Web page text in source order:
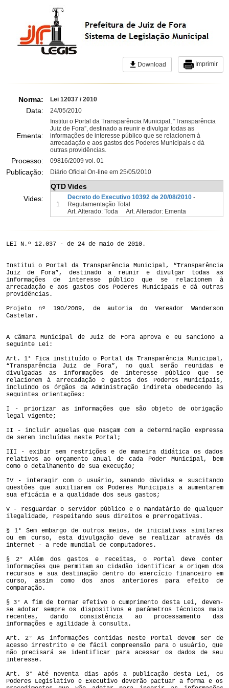
Download Imprimir
Norma: Lei 12037 / 2010
Data: 24/05/2010
Ementa:
Institui o Portal da Transparência Municipal, “Transparência
Juiz de Fora”, destinado a reunir e divulgar todas as
informações de interesse público que se relacionem à
arrecadação e aos gastos dos Poderes Municipais e dá
outras providências.
Processo: 09816/2009 vol. 01
Publicação: Diário Oficial On-line em 25/05/2010
Vides:
QTD Vides
1
Decreto do Executivo 10392 de 20/08/2010-
Regulamentação Total
Art. Alterado: Toda Art. Alterador: Ementa
LEI N.º 12.037 - de 24 de maio de 2010.
Institui o Portal da Transparência Municipal, “Transparência
Juiz de Fora”, destinado a reunir e divulgar todas as
informações de interesse público que se relacionem à
arrecadação e aos gastos dos Poderes Municipais e dá outras
providências.
Projeto nº 190/2009, de autoria do Vereador Wanderson
Castelar.
A Câmara Municipal de Juiz de Fora aprova e eu sanciono a
seguinte Lei:
Art. 1° Fica instituído o Portal da Transparência Municipal,
“Transparência Juiz de Fora”, no qual serão reunidas e
divulgadas as informações de interesse público que se
relacionem à arrecadação e gastos dos Poderes Municipais,
incluindo os órgãos da Administração indireta obedecendo às
seguintes orientações:
I - priorizar as informações que são objeto de obrigação
legal vigente;
II - incluir aquelas que nasçam com a determinação expressa
de serem incluídas neste Portal;
III - exibir sem restrições e de maneira didática os dados
relativos ao orçamento anual de cada Poder Municipal, bem
como o detalhamento de sua execução;
IV - interagir com o usuário, sanando dúvidas e suscitando
questões que auxiliarem os Poderes Municipais a aumentarem
sua eficácia e a qualidade dos seus gastos;
V - resguardar o servidor público e o mandatário de qualquer
ilegalidade, respeitando seus direitos e prerrogativas.
§ 1° Sem embargo de outros meios, de iniciativas similares
ou em curso, esta divulgação deve se realizar através da
internet - a rede mundial de computadores.
§ 2° Além dos gastos e receitas, o Portal deve conter
informações que permitam ao cidadão identificar a origem dos
recursos e sua destinação dentro do exercício financeiro em
curso, assim como dos anos anteriores para efeito de
comparação.
§ 3° A fim de tornar efetivo o cumprimento desta Lei, devem-
se adotar sempre os dispositivos e parâmetros técnicos mais
recentes, dando consistência ao processamento das
informações e agilidade à consulta.
Art. 2° As informações contidas neste Portal devem ser de
acesso irrestrito e de fácil compreensão para o usuário, que
não precisará se identificar para acessar os dados de seu
interesse.
Art. 3° Até noventa dias após a publicação desta Lei, os
Poderes Legislativo e Executivo deverão pactuar a forma e os